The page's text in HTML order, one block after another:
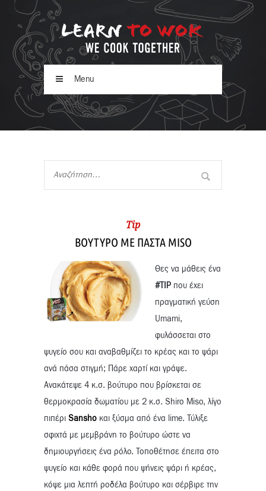
Menu
Tip
ΒΟΥΤΥΡΟ ΜΕ ΠΑΣΤΑ MISO
Θες να μάθεις ένα
#TIPπου έχει
πραγματική γεύση
Umami,
φυλάσσεται στο
ψυγείο σου και αναβαθμίζει το κρέας και το ψάρι
ανά πάσα στιγμή; Πάρε χαρτί και γράψε.
Ανακάτεψε 4 κ.σ. βούτυρο που βρίσκεται σε
θερμοκρασία δωματίου με 2 κ.σ. Shiro Miso, λίγο
πιπέρι Sansho και ξύσμα από ένα lime. Τύλιξε
σφιχτά με μεμβράνη το βούτυρο ώστε να
δημιουργήσεις ένα ρόλο. Τοποθέτησε έπειτα στο
ψυγείο και κάθε φορά που ψήνεις ψάρι ή κρέας,
κόψε μια λεπτή ροδέλα βούτυρο και σέρβιρε την